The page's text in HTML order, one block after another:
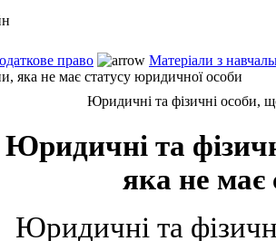
право
Матеріали з
яка не має статусу юридичної особи
Юридичні та фізичні особи,
Юридичні та
яка не має
Юридичні та